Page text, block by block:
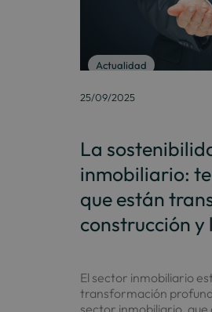
Actualidad
25/09/2025
La
inmobiliario:
que están
construcción y
El sector inmobiliario
transformación